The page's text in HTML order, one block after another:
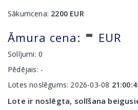
Sākumcena: 2200 EUR
Āmura cena: - EUR
Solījumi:0
Pēdējais: -
Lotes noslēgums: 2026-03-08
Lote ir noslēgta, solīšana